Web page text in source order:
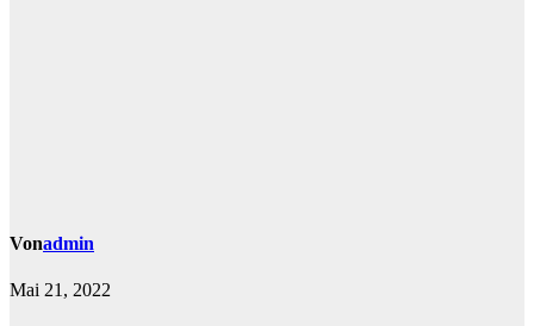
Vonadmin
Mai 21, 2022